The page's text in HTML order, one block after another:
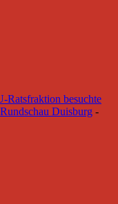
Ratsfraktion besuchte
Rundschau Duisburg -